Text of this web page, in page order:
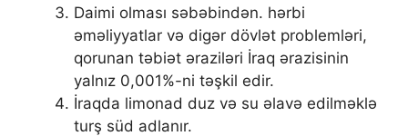
Daimi olması səbəbindən. hərbi
əməliyyatlar və digər dövlət problemləri,
qorunan təbiət əraziləri İraq ərazisinin
yalnız 0,001%-ni təşkil edir.
İraqda limonad duz və su əlavə edilməklə
turş süd adlanır.